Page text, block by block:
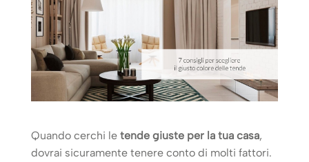
Quando cerchi le tende giuste per la tua casa,
dovrai sicuramente tenere conto di molti fattori.